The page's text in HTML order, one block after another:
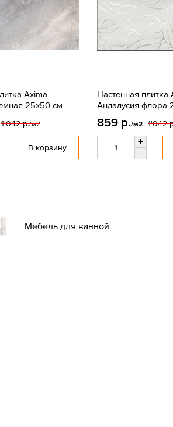
Axima
25x50 см
1'042 р./м2
В корзину
Настенная плитка
Андалусия флора
859 р./м2 1'042
+
-
Мебель для ванной